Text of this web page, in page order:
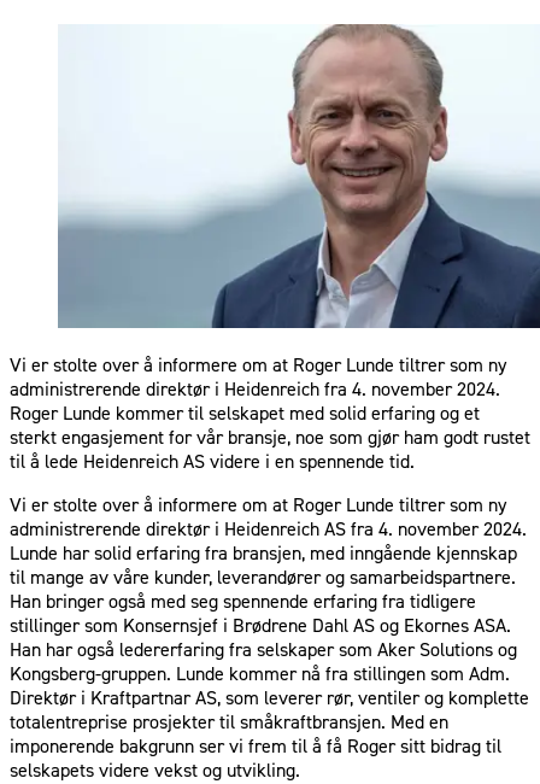
Vi er stolte over å informere om at Roger Lunde tiltrer som ny
administrerende direktør i Heidenreich fra 4. november 2024.
Roger Lunde kommer til selskapet med solid erfaring og et
sterkt engasjement for vår bransje, noe som gjør ham godt rustet
til å lede Heidenreich AS videre i en spennende tid.
Vi er stolte over å informere om at Roger Lunde tiltrer som ny
administrerende direktør i Heidenreich AS fra 4. november 2024.
Lunde har solid erfaring fra bransjen, med inngående kjennskap
til mange av våre kunder, leverandører og samarbeidspartnere.
Han bringer også med seg spennende erfaring fra tidligere
stillinger som Konsernsjef i Brødrene Dahl AS og Ekornes ASA.
Han har også ledererfaring fra selskaper som Aker Solutions og
Kongsberg-gruppen. Lunde kommer nå fra stillingen som Adm.
Direktør i Kraftpartnar AS, som leverer rør, ventiler og komplette
totalentreprise prosjekter til småkraftbransjen. Med en
imponerende bakgrunn ser vi frem til å få Roger sitt bidrag til
selskapets videre vekst og utvikling.